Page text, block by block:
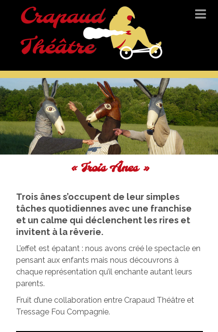
« Trois Ânes »
Trois ânes s’occupent de leur simples
tâches quotidiennes avec une franchise
et un calme qui déclenchent les rires et
invitent à la rêverie.
L’effet est épatant : nous avons créé le spectacle en
pensant aux enfants mais nous découvrons à
chaque représentation qu’il enchante autant leurs
parents.
Fruit d’une collaboration entre Crapaud Théâtre et
Tressage Fou Compagnie.